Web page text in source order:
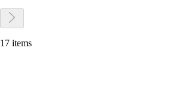
17 items